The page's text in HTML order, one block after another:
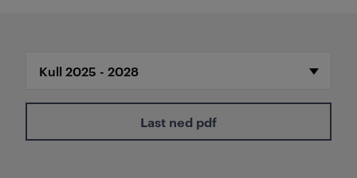
Last ned pdf